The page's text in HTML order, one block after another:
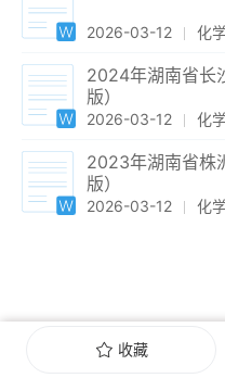
2026-03-12 化
2024年湖南省长
版）
2026-03-12 化
2023年湖南省株
版）
2026-03-12 化
收藏